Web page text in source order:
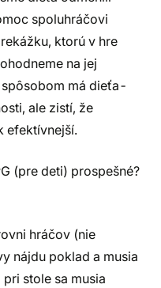
spoluhráčovi
ktorú v hre
na jej
má dieťa-
ale zistí, že
efektívnejší.
(pre deti) prospešné?
hráčov (nie
nájdu poklad a musia
stole sa musia